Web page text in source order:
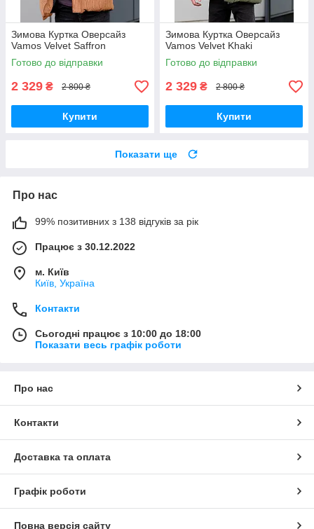
Зимова Куртка Оверсайз
Vamos Velvet Saffron
Готово до відправки
2 329 ₴ 2 800 ₴
Купити
Зимова Куртка Оверсайз
Vamos Velvet Khaki
Готово до відправки
2 329 ₴ 2 800 ₴
Купити
Показати ще
Про нас
99% позитивних з 138 відгуків за рік
Працює з 30.12.2022
м. Київ
Київ, Україна
Контакти
Сьогодні працює з 10:00 до 18:00
Показати весь графік роботи
Про нас
Контакти
Доставка та оплата
Графік роботи
Повна версія сайту